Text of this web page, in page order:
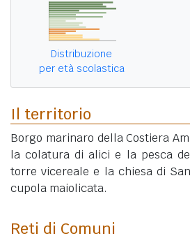
Distribuzione
per età scolastica
Il territorio
Borgo marinaro della Costiera
la colatura di alici e la pesca
torre vicereale e la chiesa di
cupola maiolicata.
Reti di Comuni